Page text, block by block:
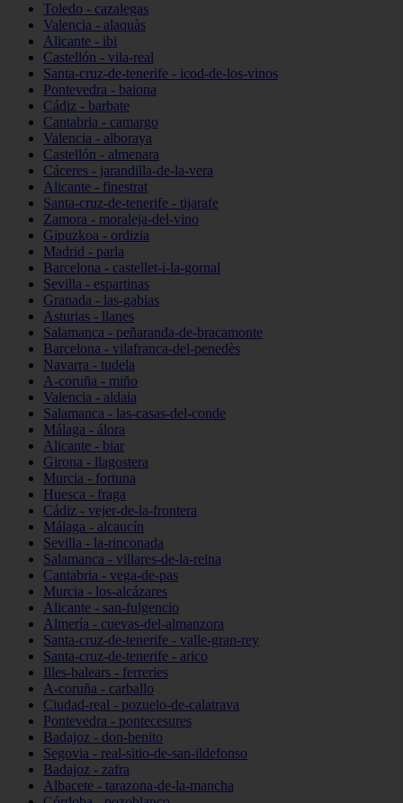
Toledo - cazalegas
Valencia - alaquàs
Alicante - ibi
Castellón - vila-real
Santa-cruz-de-tenerife - icod-de-los-vinos
Pontevedra - baiona
Cádiz - barbate
Cantabria - camargo
Valencia - alboraya
Castellón - almenara
Cáceres - jarandilla-de-la-vera
Alicante - finestrat
Santa-cruz-de-tenerife - tijarafe
Zamora - moraleja-del-vino
Gipuzkoa - ordizia
Madrid - parla
Barcelona - castellet-i-la-gornal
Sevilla - espartinas
Granada - las-gabias
Asturias - llanes
Salamanca - peñaranda-de-bracamonte
Barcelona - vilafranca-del-penedès
Navarra - tudela
A-coruña - miño
Valencia - aldaia
Salamanca - las-casas-del-conde
Málaga - álora
Alicante - biar
Girona - llagostera
Murcia - fortuna
Huesca - fraga
Cádiz - vejer-de-la-frontera
Málaga - alcaucín
Sevilla - la-rinconada
Salamanca - villares-de-la-reina
Cantabria - vega-de-pas
Murcia - los-alcázares
Alicante - san-fulgencio
Almería - cuevas-del-almanzora
Santa-cruz-de-tenerife - valle-gran-rey
Santa-cruz-de-tenerife - arico
Illes-balears - ferreries
A-coruña - carballo
Ciudad-real - pozuelo-de-calatrava
Pontevedra - pontecesures
Badajoz - don-benito
Segovia - real-sitio-de-san-ildefonso
Badajoz - zafra
Albacete - tarazona-de-la-mancha